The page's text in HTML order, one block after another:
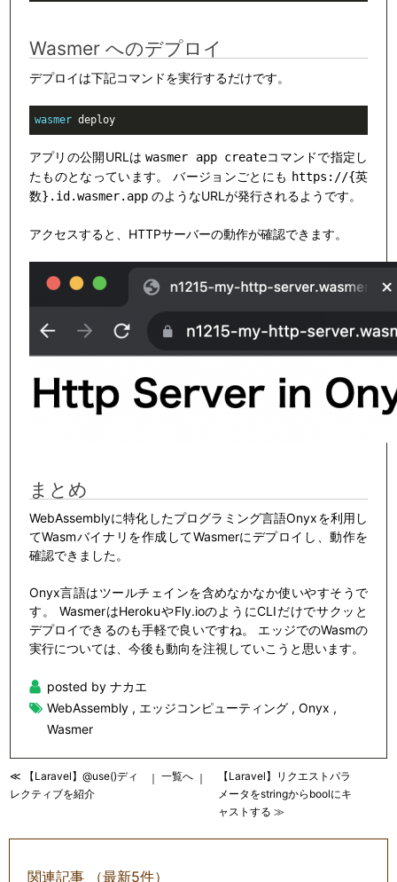
Wasmer へのデプロイ
デプロイは下記コマンドを実行するだけです。
wasmer deploy
アプリの公開URLはwasmer app createコマンドで指定し
たものとなっています。 バージョンごとにも https://{英
数}.id.wasmer.appのようなURLが発行されるようです。
アクセスすると、HTTPサーバーの動作が確認できます。
まとめ
WebAssemblyに特化したプログラミング言語Onyxを利用し
てWasmバイナリを作成してWasmerにデプロイし、動作を
確認できました。
Onyx言語はツールチェインを含めなかなか使いやすそうで
す。 WasmerはHerokuやFly.ioのようにCLIだけでサクッと
デプロイできるのも手軽で良いですね。 エッジでのWasmの
実行については、今後も動向を注視していこうと思います。
posted by ナカエ
WebAssembly, エッジコンピューティング, Onyx ,
Wasmer
≪ 【Laravel】@use()ディ
レクティブを紹介
｜一覧へ ｜
【Laravel】リクエストパラ
メータをstringからboolにキ
ャストする ≫
関連記事 （最新5件）